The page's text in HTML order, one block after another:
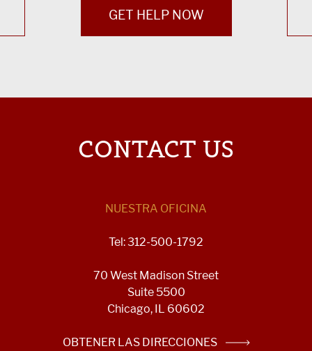
GET HELP NOW
CONTACT US
NUESTRA OFICINA
Tel: 312-500-1792
70 West Madison Street
Suite 5500
Chicago, IL 60602
OBTENER LAS DIRECCIONES